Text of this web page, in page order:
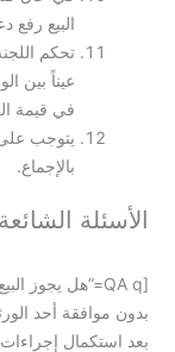
البيع رفع
تحكم
عيناً بين
في قيمة
يتوجب على
بالإجماع.
الأسئلة الشائعة
بعد استكمال إجراءات